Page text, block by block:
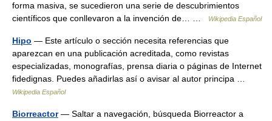
forma masiva, se sucedieron una serie de descubrimientos
científicos que conllevaron a la invención de… …
Wikipedia Español
Hipo — Este artículo o sección necesita referencias que
aparezcan en una publicación acreditada, como revistas
especializadas, monografías, prensa diaria o páginas de Internet
fidedignas. Puedes añadirlas así o avisar al autor principa …
Wikipedia Español
Biorreactor— Saltar a navegación, búsqueda Biorreactor a